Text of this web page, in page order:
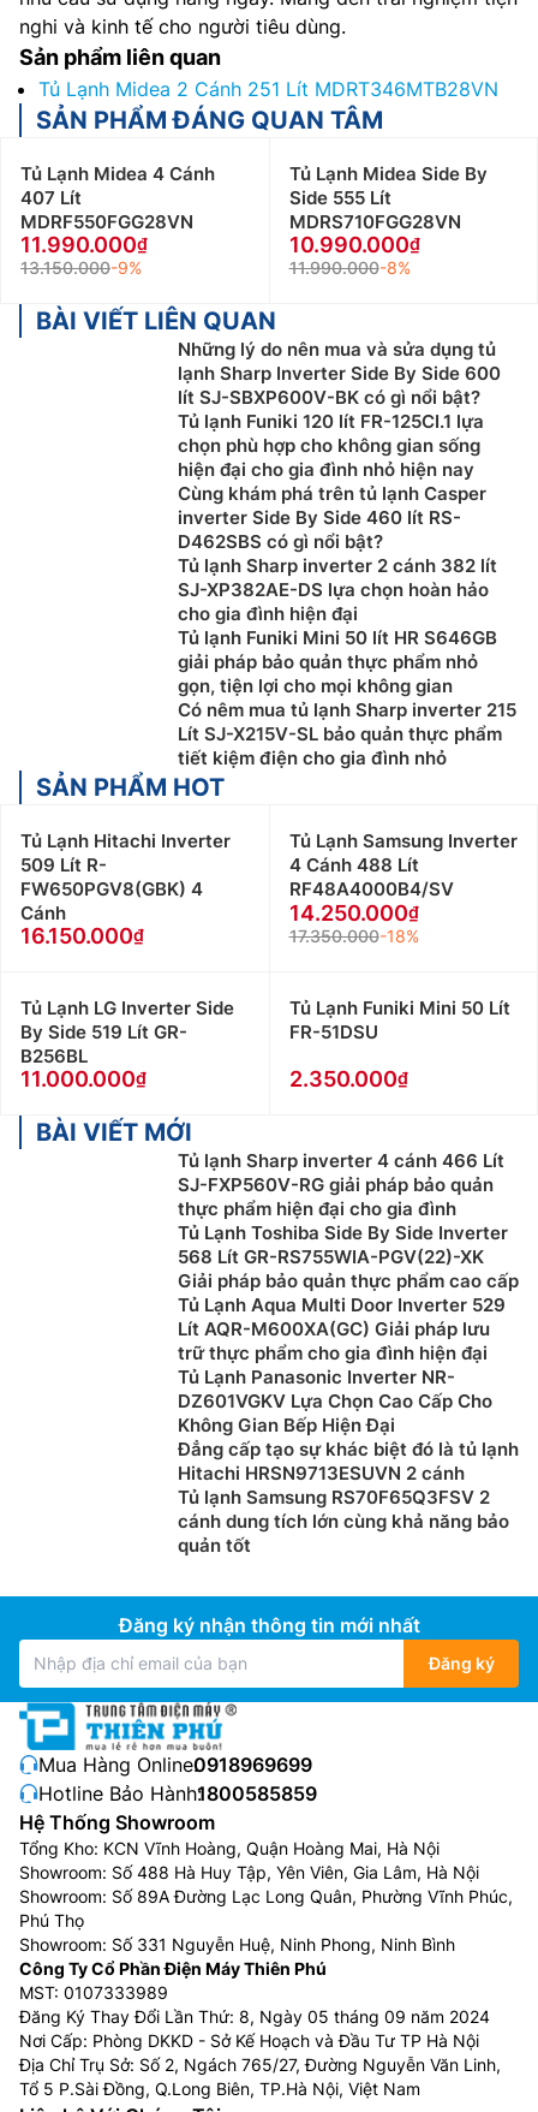
nghi và kinh tế cho người tiêu dùng.
Sản phẩm liên quan
Tủ Lạnh Midea 2 Cánh 251 Lít MDRT346MTB28VN
SẢN PHẨM ĐÁNG QUAN TÂM
Tủ Lạnh Midea 4 Cánh
407 Lít
MDRF550FGG28VN
11.990.000
13.150.000-9%
Tủ Lạnh Midea Side By
Side 555 Lít
MDRS710FGG28VN
10.990.000
11.990.000-8%
BÀI VIẾT LIÊN QUAN
Những lý do nên mua và sửa dụng tủ
lạnh Sharp Inverter Side By Side 600
lít SJ-SBXP600V-BK có gì nổi bật?
Tủ lạnh Funiki 120 lít FR-125CI.1 lựa
chọn phù hợp cho không gian sống
hiện đại cho gia đình nhỏ hiện nay
Cùng khám phá trên tủ lạnh Casper
inverter Side By Side 460 lít RS-
D462SBS có gì nổi bật?
Tủ lạnh Sharp inverter 2 cánh 382 lít
SJ-XP382AE-DS lựa chọn hoàn hảo
cho gia đình hiện đại
Tủ lạnh Funiki Mini 50 lít HR S646GB
giải pháp bảo quản thực phẩm nhỏ
gọn, tiện lợi cho mọi không gian
Có nêm mua tủ lạnh Sharp inverter 215
Lít SJ-X215V-SL bảo quản thực phẩm
tiết kiệm điện cho gia đình nhỏ
SẢN PHẨM HOT
Tủ Lạnh Hitachi Inverter
509 Lít R-
FW650PGV8(GBK) 4
Cánh
16.150.000
Tủ Lạnh Samsung Inverter
4 Cánh 488 Lít
RF48A4000B4/SV
14.250.000
17.350.000-18%
Tủ Lạnh LG Inverter Side
By Side 519 Lít GR-
B256BL
11.000.000
Tủ Lạnh Funiki Mini 50 Lít
FR-51DSU
2.350.000
BÀI VIẾT MỚI
Tủ lạnh Sharp inverter 4 cánh 466 Lít
SJ-FXP560V-RG giải pháp bảo quản
thực phẩm hiện đại cho gia đình
Tủ Lạnh Toshiba Side By Side Inverter
568 Lít GR-RS755WIA-PGV(22)-XK
Giải pháp bảo quản thực phẩm cao cấp
Tủ Lạnh Aqua Multi Door Inverter 529
Lít AQR-M600XA(GC) Giải pháp lưu
trữ thực phẩm cho gia đình hiện đại
Tủ Lạnh Panasonic Inverter NR-
DZ601VGKV Lựa Chọn Cao Cấp Cho
Không Gian Bếp Hiện Đại
Đẳng cấp tạo sự khác biệt đó là tủ lạnh
Hitachi HRSN9713ESUVN 2 cánh
Tủ lạnh Samsung RS70F65Q3FSV 2
cánh dung tích lớn cùng khả năng bảo
quản tốt
Đăng ký nhận thông tin mới nhất
Đăng ký
Mua Hàng Online:0918969699
Hotline Bảo Hành:1800585859
Hệ Thống Showroom
Tổng Kho: KCN Vĩnh Hoàng, Quận Hoàng Mai, Hà Nội
Showroom: Số 488 Hà Huy Tập, Yên Viên, Gia Lâm, Hà Nội
Showroom: Số 89A Đường Lạc Long Quân, Phường Vĩnh Phúc,
Phú Thọ
Showroom: Số 331 Nguyễn Huệ, Ninh Phong, Ninh Bình
Công Ty Cổ Phần Điện Máy Thiên Phú
MST: 0107333989
Đăng Ký Thay Đổi Lần Thứ: 8, Ngày 05 tháng 09 năm 2024
Nơi Cấp: Phòng DKKD - Sở Kế Hoạch và Đầu Tư TP Hà Nội
Địa Chỉ Trụ Sở: Số 2, Ngách 765/27, Đường Nguyễn Văn Linh,
Tổ 5 P.Sài Đồng, Q.Long Biên, TP.Hà Nội, Việt Nam